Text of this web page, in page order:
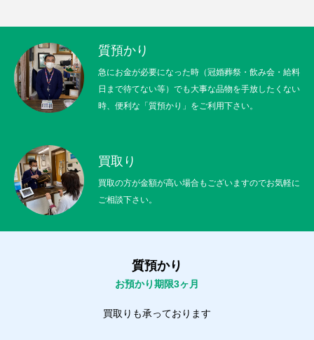
質預かり
急にお金が必要になった時（冠婚葬祭・飲み会・給料
日まで待てない等）でも大事な品物を手放したくない
時、便利な「質預かり」をご利用下さい。
買取り
買取の方が金額が高い場合もございますのでお気軽に
ご相談下さい。
質預かり
お預かり期限3ヶ月
買取りも承っております